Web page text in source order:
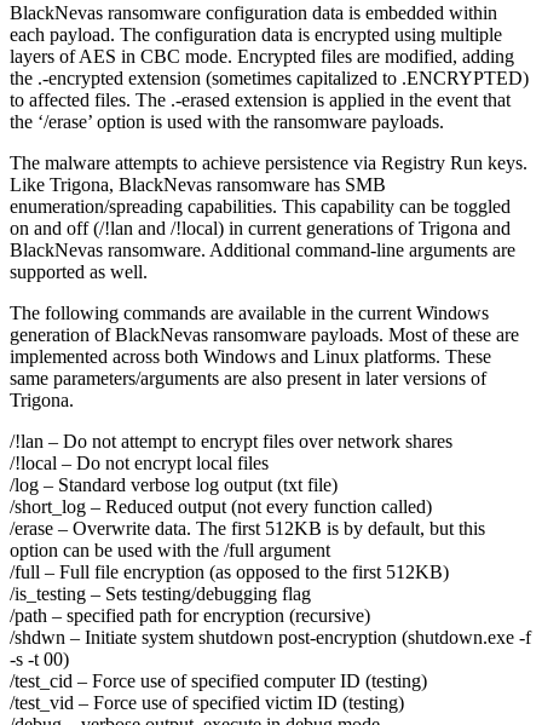
BlackNevas ransomware configuration data is embedded within
each payload. The configuration data is encrypted using multiple
layers of AES in CBC mode. Encrypted files are modified, adding
the .-encrypted extension (sometimes capitalized to .ENCRYPTED)
to affected files. The .-erased extension is applied in the event that
the ‘/erase’ option is used with the ransomware payloads.
The malware attempts to achieve persistence via Registry Run keys.
Like Trigona, BlackNevas ransomware has SMB
enumeration/spreading capabilities. This capability can be toggled
on and off (/!lan and /!local) in current generations of Trigona and
BlackNevas ransomware. Additional command-line arguments are
supported as well.
The following commands are available in the current Windows
generation of BlackNevas ransomware payloads. Most of these are
implemented across both Windows and Linux platforms. These
same parameters/arguments are also present in later versions of
Trigona.
/!lan – Do not attempt to encrypt files over network shares
/!local – Do not encrypt local files
/log – Standard verbose log output (txt file)
/short_log – Reduced output (not every function called)
/erase – Overwrite data. The first 512KB is by default, but this
option can be used with the /full argument
/full – Full file encryption (as opposed to the first 512KB)
/is_testing – Sets testing/debugging flag
/path – specified path for encryption (recursive)
/shdwn – Initiate system shutdown post-encryption (shutdown.exe -f
-s -t 00)
/test_cid – Force use of specified computer ID (testing)
/test_vid – Force use of specified victim ID (testing)